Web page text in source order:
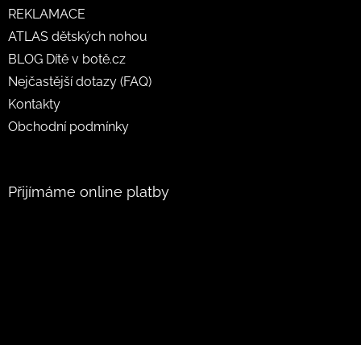
REKLAMACE
ATLAS dětských nohou
BLOG Dítě v botě.cz
Nejčastější dotazy (FAQ)
Kontakty
Obchodní podmínky
Přijímáme online platby